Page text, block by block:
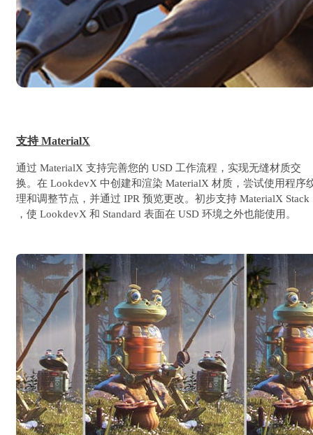
支持 MaterialX
通过 MaterialX 支持完善您的 USD 工作流程，实现无缝材质交
换。在 LookdevX 中创建和渲染 MaterialX 材质，尝试使用程序
理和调整节点，并通过 IPR 预览更改。初步支持 MaterialX Stack
，使 LookdevX 和 Standard 表面在 USD 环境之外也能使用。